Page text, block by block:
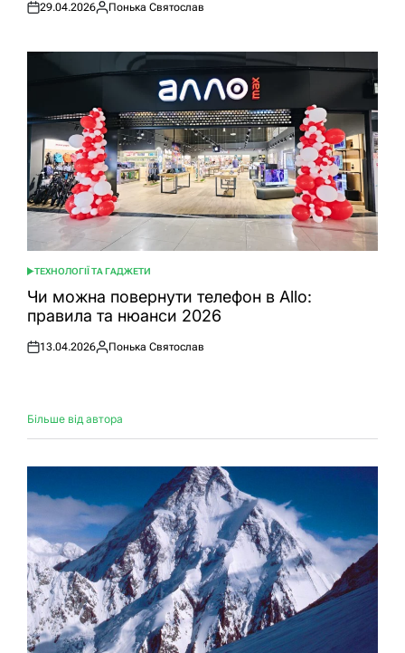
Оприлюднено
29.04.2026
Опубліковано
Понька Святослав
ОПУБЛІКУВАТИ
У
ТЕХНОЛОГІЇ ТА ГАДЖЕТИ
Чи можна повернути телефон в Allo:
правила та нюанси 2026
Оприлюднено
13.04.2026
Опубліковано
Понька Святослав
Більше від автора